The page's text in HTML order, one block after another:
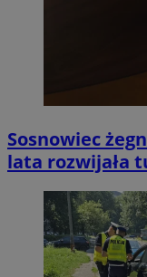
Sosnowiec
lata rozwijała